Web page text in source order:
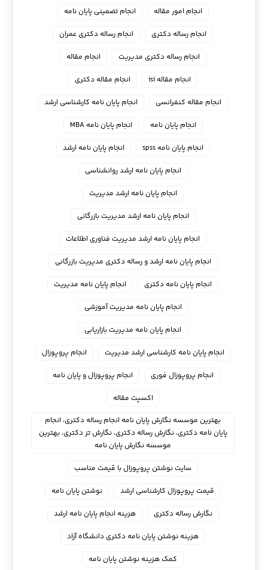
انجام امور مقاله
انجام تضمینی پایان نامه
انجام رساله دکتری
انجام رساله دکتری عمران
انجام رساله دکتری مدیریت
انجام مقاله
انجام مقاله isi
انجام مقاله دکتری
انجام مقاله کنفرانسی
انجام پايان نامه كارشناسي ارشد
انجام پایان نامه
انجام پایان نامه MBA
انجام پایان نامه spss
انجام پایان نامه ارشد
انجام پایان نامه ارشد روانشناسی
انجام پایان نامه ارشد مدیریت
انجام پایان نامه ارشد مدیریت بازرگانی
انجام پایان نامه ارشد مدیریت فناوری اطلاعات
انجام پایان نامه ارشد و رساله دکتری مدیریت بازرگانی
انجام پایان نامه دکتری
انجام پایان نامه مدیریت
انجام پایان نامه مدیریت آموزشی
انجام پایان نامه مدیریت بازاریابی
انجام پایان نامه کارشناسی ارشد مدیریت
انجام پروپوزال
انجام پروپوزال فوری
انجام پروپوزال و پایان نامه
اکسپت مقاله
بهترین موسسه نگارش پایان نامه انجام رساله دکتری، انجام
پایان نامه دکتری، نگارش رساله دکتری، نگارش تز دکتری، بهترین
موسسه نگارش پایان نامه
سایت نوشتن پروپوزال با قیمت مناسب
قیمت پروپوزال کارشناسی ارشد
نوشتن پایان نامه
نگارش رساله دکتری
هزینه انجام پایان نامه ارشد
هزینه نوشتن پایان نامه دکتری دانشگاه آزاد
کمک هزینه نوشتن پایان نامه